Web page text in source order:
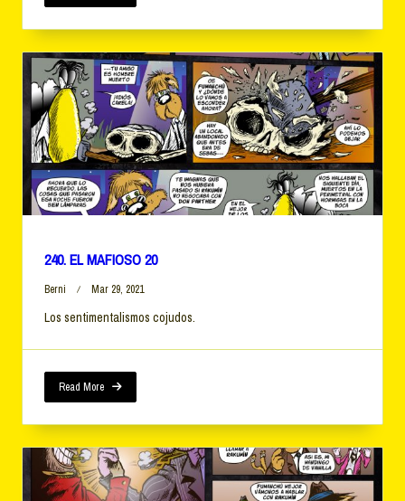
240. EL MAFIOSO 20
Berni Mar 29, 2021
Los sentimentalismos cojudos.
Read More